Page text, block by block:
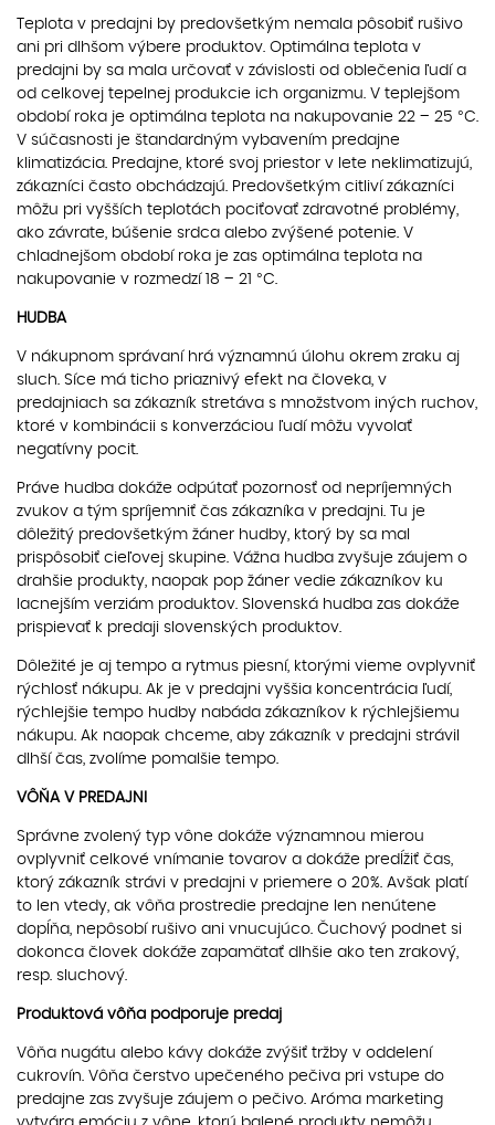
Teplota v predajni by predovšetkým nemala pôsobiť rušivo
ani pri dlhšom výbere produktov. Optimálna teplota v
predajni by sa mala určovať v závislosti od oblečenia ľudí a
od celkovej tepelnej produkcie ich organizmu. V teplejšom
období roka je optimálna teplota na nakupovanie 22 – 25 °C.
V súčasnosti je štandardným vybavením predajne
klimatizácia. Predajne, ktoré svoj priestor v lete neklimatizujú,
zákazníci často obchádzajú. Predovšetkým citliví zákazníci
môžu pri vyšších teplotách pociťovať zdravotné problémy,
ako závrate, búšenie srdca alebo zvýšené potenie. V
chladnejšom období roka je zas optimálna teplota na
nakupovanie v rozmedzí 18 – 21 °C.
HUDBA
V nákupnom správaní hrá významnú úlohu okrem zraku aj
sluch. Síce má ticho priaznivý efekt na človeka, v
predajniach sa zákazník stretáva s množstvom iných ruchov,
ktoré v kombinácii s konverzáciou ľudí môžu vyvolať
negatívny pocit.
Práve hudba dokáže odpútať pozornosť od nepríjemných
zvukov a tým spríjemniť čas zákazníka v predajni. Tu je
dôležitý predovšetkým žáner hudby, ktorý by sa mal
prispôsobiť cieľovej skupine. Vážna hudba zvyšuje záujem o
drahšie produkty, naopak pop žáner vedie zákazníkov ku
lacnejším verziám produktov. Slovenská hudba zas dokáže
prispievať k predaji slovenských produktov.
Dôležité je aj tempo a rytmus piesní, ktorými vieme ovplyvniť
rýchlosť nákupu. Ak je v predajni vyššia koncentrácia ľudí,
rýchlejšie tempo hudby nabáda zákazníkov k rýchlejšiemu
nákupu. Ak naopak chceme, aby zákazník v predajni strávil
dlhší čas, zvolíme pomalšie tempo.
VÔŇA V PREDAJNI
Správne zvolený typ vône dokáže významnou mierou
ovplyvniť celkové vnímanie tovarov a dokáže predĺžiť čas,
ktorý zákazník strávi v predajni v priemere o 20%. Avšak platí
to len vtedy, ak vôňa prostredie predajne len nenútene
dopĺňa, nepôsobí rušivo ani vnucujúco. Čuchový podnet si
dokonca človek dokáže zapamätať dlhšie ako ten zrakový,
resp. sluchový.
Produktová vôňa podporuje predaj
Vôňa nugátu alebo kávy dokáže zvýšiť tržby v oddelení
cukrovín. Vôňa čerstvo upečeného pečiva pri vstupe do
predajne zas zvyšuje záujem o pečivo. Aróma marketing